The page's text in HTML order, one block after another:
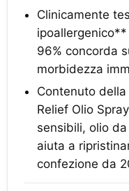
Clinicamente
96% concorda
morbidezza
Contenuto
Relief Olio
sensibili, olio
aiuta a
confezione da